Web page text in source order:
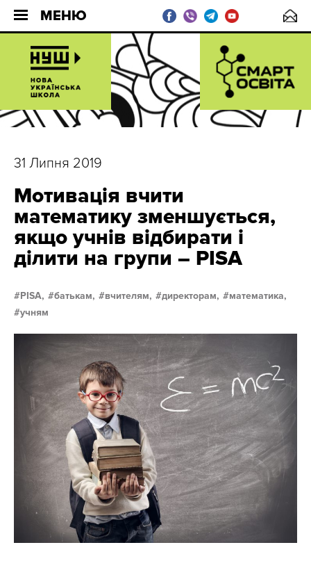
МЕНЮ
31 Липня 2019
Мотивація вчити
математику зменшується,
якщо учнів відбирати і
ділити на групи – PISA
PISA, батькам, вчителям, директорам,
математика,
учням